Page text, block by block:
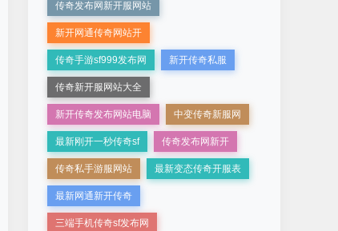
传奇发布网新开服网站
新开网通传奇网站开
传奇手游sf999发布网 新开传奇私服
传奇新开服网站大全
新开传奇发布网站电脑 中变传奇新服网
最新刚开一秒传奇sf 传奇发布网新开
传奇私手游服网站 最新变态传奇开服表
最新网通新开传奇
三端手机传奇sf发布网